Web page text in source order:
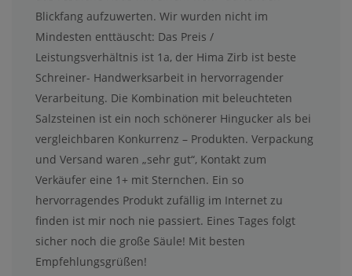
Blickfang aufzuwerten. Wir wurden nicht im
Mindesten enttäuscht: Das Preis /
Leistungsverhältnis ist 1a, der Hima Zirb ist beste
Schreiner- Handwerksarbeit in hervorragender
Verarbeitung. Die Kombination mit beleuchteten
Salzsteinen ist ein noch schönerer Hingucker als bei
vergleichbaren Konkurrenz – Produkten. Verpackung
und Versand waren „sehr gut“, Kontakt zum
Verkäufer eine 1+ mit Sternchen. Ein so
hervorragendes Produkt zufällig im Internet zu
finden ist mir noch nie passiert. Eines Tages folgt
sicher noch die große Säule! Mit besten
Empfehlungsgrüßen!